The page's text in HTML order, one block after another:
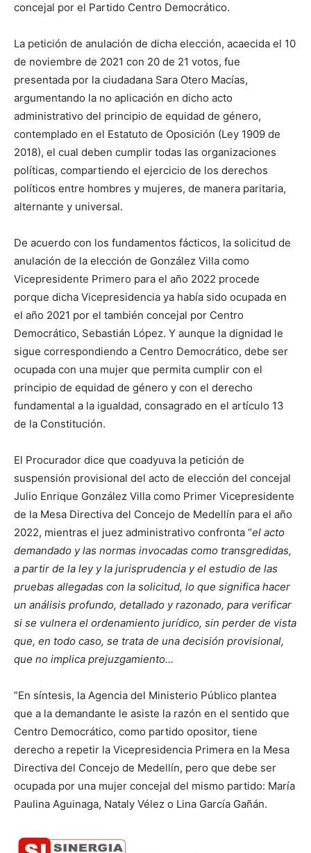
concejal por el Partido Centro Democrático.
La petición de anulación de dicha elección, acaecida el 10
de noviembre de 2021 con 20 de 21 votos, fue
presentada por la ciudadana Sara Otero Macías,
argumentando la no aplicación en dicho acto
administrativo del principio de equidad de género,
contemplado en el Estatuto de Oposición (Ley 1909 de
2018), el cual deben cumplir todas las organizaciones
políticas, compartiendo el ejercicio de los derechos
políticos entre hombres y mujeres, de manera paritaria,
alternante y universal.
De acuerdo con los fundamentos fácticos, la solicitud de
anulación de la elección de González Villa como
Vicepresidente Primero para el año 2022 procede
porque dicha Vicepresidencia ya había sido ocupada en
el año 2021 por el también concejal por Centro
Democrático, Sebastián López. Y aunque la dignidad le
sigue correspondiendo a Centro Democrático, debe ser
ocupada con una mujer que permita cumplir con el
principio de equidad de género y con el derecho
fundamental a la igualdad, consagrado en el artículo 13
de la Constitución.
El Procurador dice que coadyuva la petición de
suspensión provisional del acto de elección del concejal
Julio Enrique González Villa como Primer Vicepresidente
de la Mesa Directiva del Concejo de Medellín para el año
2022, mientras el juez administrativo confronta “el acto
demandado y las normas invocadas como transgredidas,
a partir de la ley y la jurisprudencia y el estudio de las
pruebas allegadas con la solicitud, lo que significa hacer
un análisis profundo, detallado y razonado, para verificar
si se vulnera el ordenamiento jurídico, sin perder de vista
que, en todo caso, se trata de una decisión provisional,
que no implica prejuzgamiento…
”En síntesis, la Agencia del Ministerio Público plantea
que a la demandante le asiste la razón en el sentido que
Centro Democrático, como partido opositor, tiene
derecho a repetir la Vicepresidencia Primera en la Mesa
Directiva del Concejo de Medellín, pero que debe ser
ocupada por una mujer concejal del mismo partido: María
Paulina Aguinaga, Nataly Vélez o Lina García Gañán.